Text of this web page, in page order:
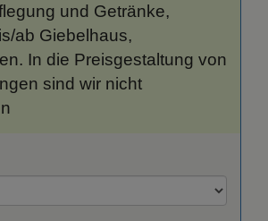
und Getränke,
ab Giebelhaus,
In die Preisgestaltung von
sind wir nicht